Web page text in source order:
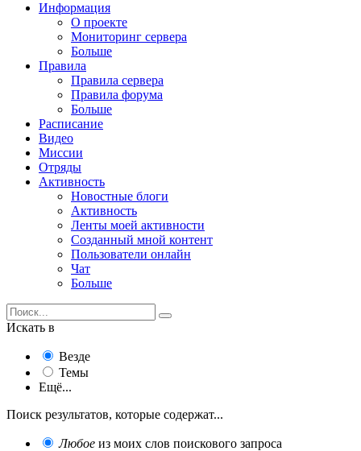
Информация
О проекте
Мониторинг сервера
Больше
Правила
Правила сервера
Правила форума
Больше
Расписание
Видео
Миссии
Отряды
Активность
Новостные блоги
Активность
Ленты моей активности
Созданный мной контент
Пользователи онлайн
Чат
Больше
Искать в
Везде
Темы
Ещё...
Поиск результатов, которые содержат...
Любое из моих слов поискового запроса